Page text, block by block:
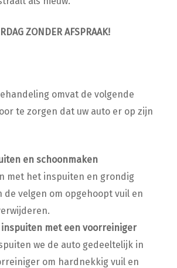
ZONDER AFSPRAAK!
omvat de volgende
te zorgen dat uw auto er op zijn
en schoonmaken
met het inspuiten en grondig
de velgen om opgehoopt vuil en
inspuiten met een voorreiniger
we de auto gedeeltelijk in
om hardnekkig vuil en